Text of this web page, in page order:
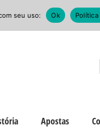
Apostas
seu uso: Ok